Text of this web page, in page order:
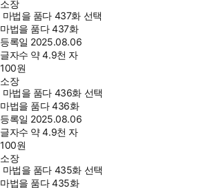
소장
마법을 품다 437화 선택
마법을 품다 437화
등록일 2025.08.06
글자수 약 4.9천 자
100원
소장
마법을 품다 436화 선택
마법을 품다 436화
등록일 2025.08.06
글자수 약 4.9천 자
100원
소장
마법을 품다 435화 선택
마법을 품다 435화